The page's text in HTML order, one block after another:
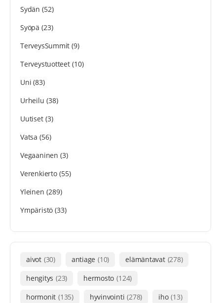
Sydän (52)
Syöpä (23)
TerveysSummit (9)
Terveystuotteet(10)
Uni (83)
Urheilu (38)
Uutiset(3)
Vatsa (56)
Vegaaninen (3)
Verenkierto(55)
Yleinen (289)
Ympäristö (33)
aivot (30) antiage (10) elämäntavat (278)
hengitys (23) hermosto (124)
hormonit (135) hyvinvointi (278) iho (13)